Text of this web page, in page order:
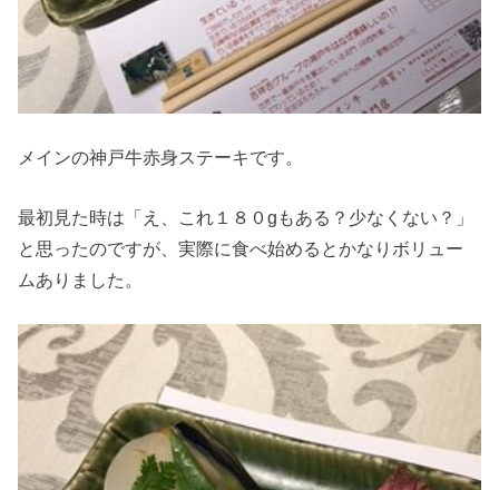
メインの神戸牛赤身ステーキです。
最初見た時は「え、これ１８０gもある？少なくない？」
と思ったのですが、実際に食べ始めるとかなりボリュー
ムありました。